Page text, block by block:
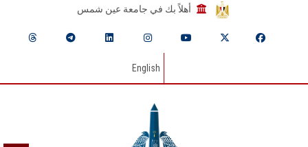
أهلاً بك في جامعة عين شمس
English